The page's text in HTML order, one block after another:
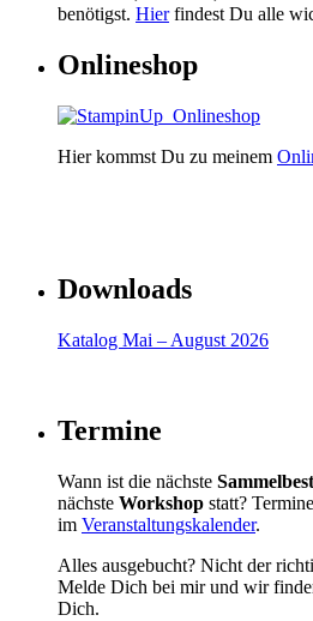
benötigst. Hierfindest Du alle
Onlineshop
Hier kommst Du zu meinem
Downloads
Katalog Mai – August 2026
Termine
Wann ist die nächste
nächste Workshop statt?
im Veranstaltungskalender.
Alles ausgebucht? Nicht der
Melde Dich bei mir und wir
Dich.